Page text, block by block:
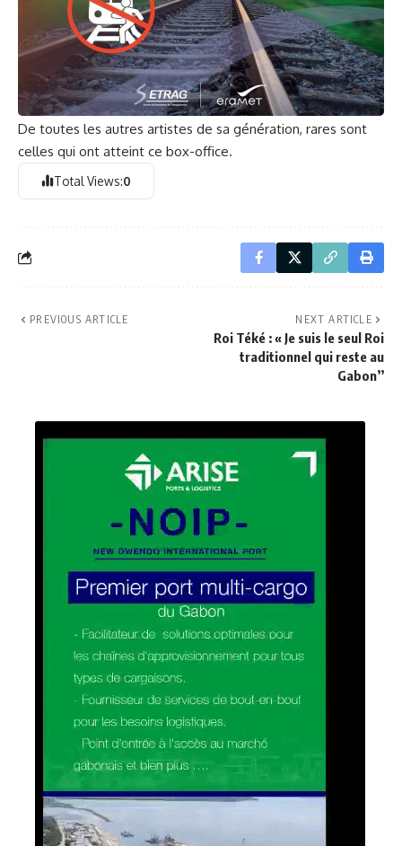
De toutes les autres artistes de sa génération, rares sont
celles qui ont atteint ce box-office.
Total Views:0
PREVIOUS ARTICLE NEXT ARTICLE
Roi Téké : « Je suis le seul Roi
traditionnel qui reste au
Gabon’’